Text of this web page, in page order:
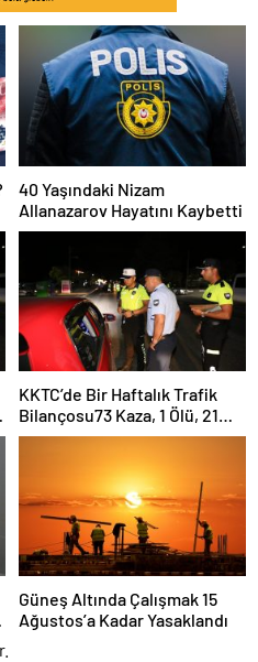
40 Yaşındaki Nizam
Allanazarov Hayatını Kaybetti
KKTC’de Bir Haftalık Trafik
Bilançosu73 Kaza, 1 Ölü, 21
Yaralı
Güneş Altında Çalışmak 15
Ağustos’a Kadar Yasaklandı